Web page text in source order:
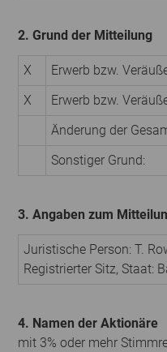
2. Grund der Mitteilung
X
Erwerb bzw.
X
Erwerb bzw.
Änderung der
Sonstiger Grund:
3. Angaben zum
Juristische Person: T.
Registrierter Sitz, Staat:
4. Namen der Aktionäre
mit 3% oder mehr